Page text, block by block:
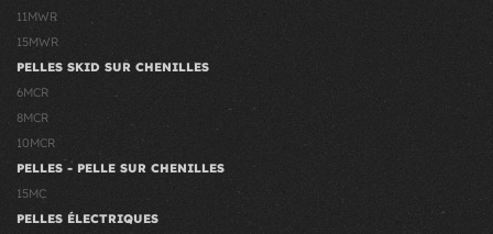
11MWR
15MWR
PELLES SKID SUR CHENILLES
6MCR
8MCR
10MCR
PELLES - PELLE SUR CHENILLES
15MC
PELLES ÉLECTRIQUES